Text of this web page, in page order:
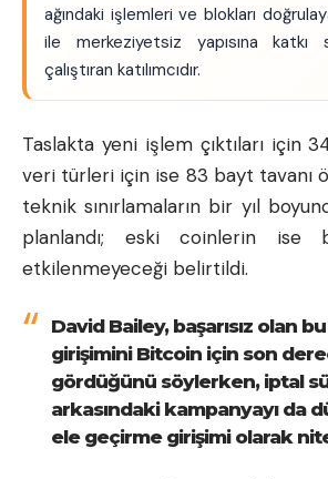
ağındaki işlemleri ve blokları
ile merkeziyetsiz yapısına katkı
çalıştıran katılımcıdır.
Taslakta yeni işlem çıktıları için
veri türleri için ise 83 bayt tavanı
teknik sınırlamaların bir yıl
planlandı; eski coinlerin ise
etkilenmeyeceği belirtildi.
David Bailey, başarısız olan
girişimini Bitcoin için son
gördüğünü söylerken, iptal
arkasındaki kampanyayı da
ele geçirme girişimi olarak